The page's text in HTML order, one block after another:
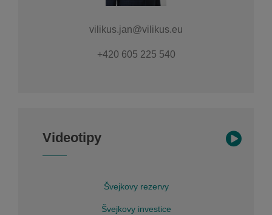
vilikus.jan@vilikus.eu
+420 605 225 540
Videotipy
Švejkovy rezervy
Švejkovy investice